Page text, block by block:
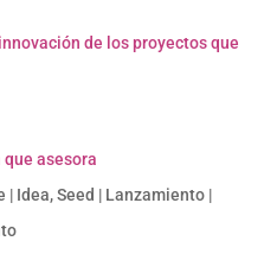
de los proyectos que
que asesora
| Idea, Seed | Lanzamiento |